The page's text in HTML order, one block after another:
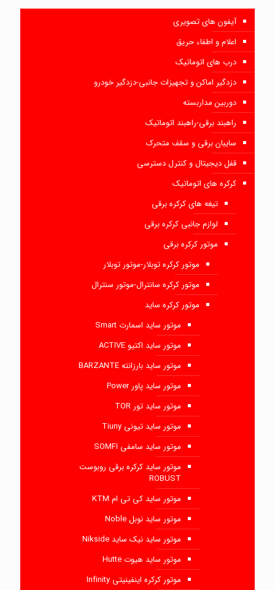
آیفون های تصویری
اعلام و اطفاء حریق
درب های اتوماتیک
دزدگیر اماکن و تجهیزات جانبی-دزدگیر خودرو
دوربین مداربسته
راهبند برقی-راهبند اتوماتیک
سایبان برقی و سقف متحرک
قفل دیجیتال و کنترل دسترسی
کرکره های اتوماتیک
تیغه های کرکره برقی
لوازم جانبی کرکره برقی
موتور کرکره برقی
موتور کرکره توبلار-موتور توبلار
موتور کرکره سانترال-موتور سنترال
موتور کرکره ساید
موتور ساید اسمارت Smart
موتور ساید اکتیو ACTIVE
موتور ساید بارزانته BARZANTE
موتور ساید پاور Power
موتور ساید تور TOR
موتور ساید تیونی Tiuny
موتور ساید سامفی SOMFI
موتور ساید کرکره برقی روبوست
ROBUST
موتور ساید کی تی ام KTM
موتور ساید نوبل Noble
موتور ساید نیک ساید Nikside
موتور ساید هیوت Hutte
موتور کرکره اینفینیتی Infinity